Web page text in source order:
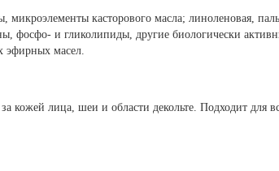
микроэлементы касторового масла; линоленовая,
и гликолипиды, другие биологически
эфирных масел.
лица, шеи и области декольте. Подходит для